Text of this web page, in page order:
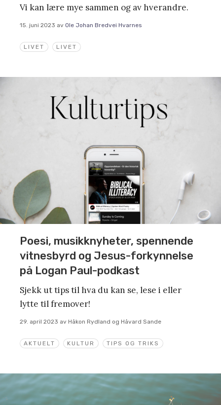
LIVET LIVET
Vi kan lære mye sammen og av hverandre.
15. juni 2023 av Ole Johan Bredvei Hvarnes
AKTUELT KULTUR TIPS OG TRIKS
Poesi, musikknyheter, spennende
vitnesbyrd og Jesus-forkynnelse
på Logan Paul-podkast
Sjekk ut tips til hva du kan se, lese i eller
lytte til fremover!
29. april 2023 av Håkon Rydland og Håvard Sande